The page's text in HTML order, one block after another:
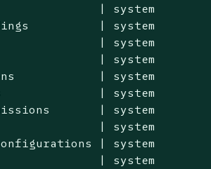
| system
| system
| system
| system
| system
| system
| system
| system
| system
| system